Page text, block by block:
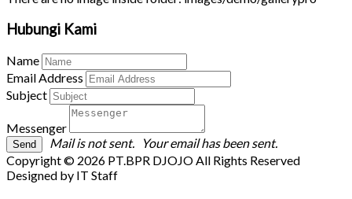
Hubungi Kami
Name
Email Address
Subject
Messenger
Mail is not sent.
Your email has been sent.
Copyright © 2026 PT.BPR DJOJO All Rights Reserved
Designed by IT Staff